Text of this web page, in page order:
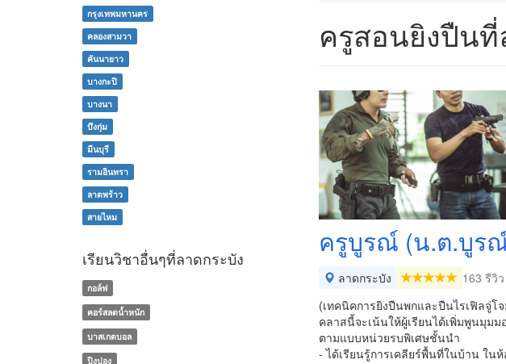
ครูสอนยิงปืนที่
ครูบูรณ์ (น.ต.บูร
ลาดกระบัง
163 รีวิว
(เทคนิคการยิงปืนพกและปืนไรเฟิลจู่โ
คลาสนี้จะเน้นให้ผู้เรียนได้เพิ่มพูนมุม
ตามแบบหน่วยรบพิเศษชั้นนำ
- ได้เรียนรู้การเคลียร์พื้นที่ในบ้าน ใน
กรุงเทพมหานคร
คลองสามวา
คันนายาว
บางกะปิ
บางนา
บึงกุ่ม
มีนบุรี
รามอินทรา
ลาดพร้าว
สายไหม
เรียนวิชาอื่นๆที่ลาดกระบัง
กอล์ฟ
คอร์สลดน้ำหนัก
บาสเกตบอล
ปิงปอง